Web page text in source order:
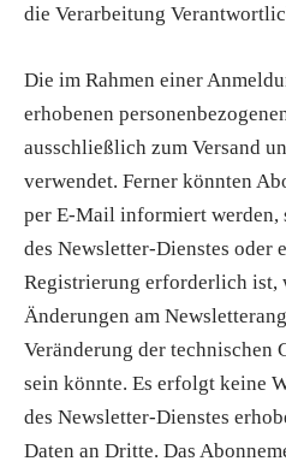
die Verarbeitung
Die im Rahmen einer
erhobenen
ausschließlich zum Versand
verwendet. Ferner könnten
per E-Mail informiert werden,
des Newsletter-Dienstes oder
Registrierung erforderlich ist,
Änderungen am
Veränderung der technischen
sein könnte. Es erfolgt keine
des Newsletter-Dienstes
Daten an Dritte. Das